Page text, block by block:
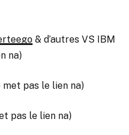
& d’autres VS IBM
na)
met pas le lien na)
pas le lien na)